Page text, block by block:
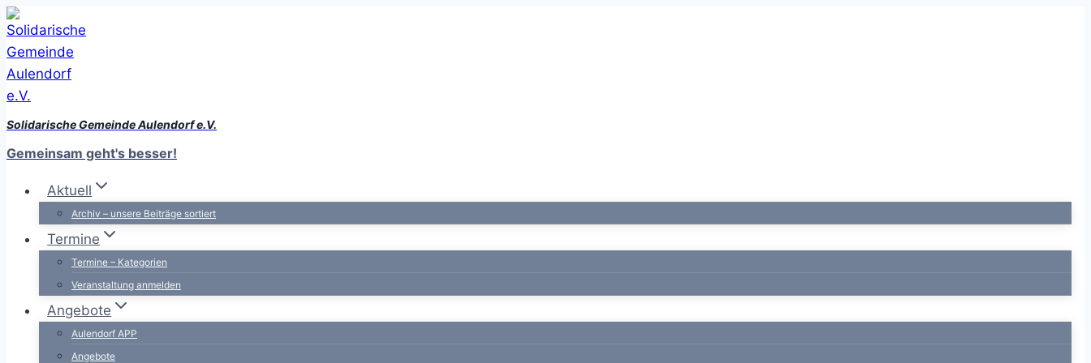
Zum
Inhalt
springen
Solidarische Gemeinde Aulendorf e.V.
Gemeinsam geht's besser!
Aktuell
Archiv – unsere Beiträge sortiert
Termine
Termine – Kategorien
Veranstaltung anmelden
Angebote
Aulendorf APP
Angebote